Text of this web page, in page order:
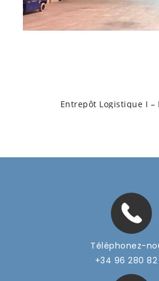
Entrepôt Logistique I –
Téléphonez-
+34 96 280 82